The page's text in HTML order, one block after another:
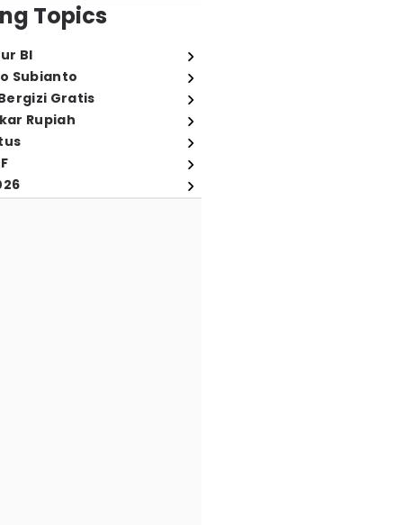
Topics
BI
Subianto
Gratis
Rupiah